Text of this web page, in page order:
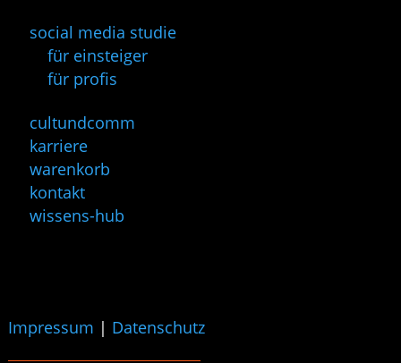
social media studie
für einsteiger
für profis
cultundcomm
karriere
warenkorb
kontakt
wissens-hub
Impressum | Datenschutz